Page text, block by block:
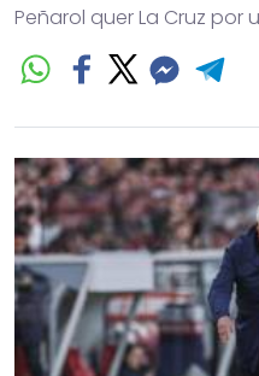
Peñarol quer La Cruz por